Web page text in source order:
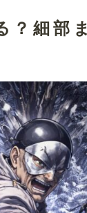
？細部ま